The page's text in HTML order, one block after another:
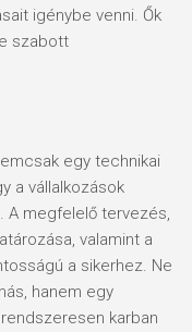
igénybe venni. Ők
szabott
egy technikai
a vállalkozások
A megfelelő tervezés,
valamint a
a sikerhez. Ne
hanem egy
karban